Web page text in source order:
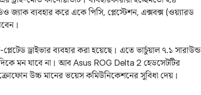
জ্যাক ব্যবহার করে একে পিসি, প্লেস্টেশন, এক্সবক্স (ওয়্যারড
ড্রাইভার ব্যবহার করা হয়েছে। এতে ভার্চুয়াল ৭.১ সারাউন্ড
মন যাবে না। আব Asus ROG Delta 2 হেডসেটটির
উচ্চ মানের ভয়েস কমিউনিকেশনের সুবিধা দেয়।